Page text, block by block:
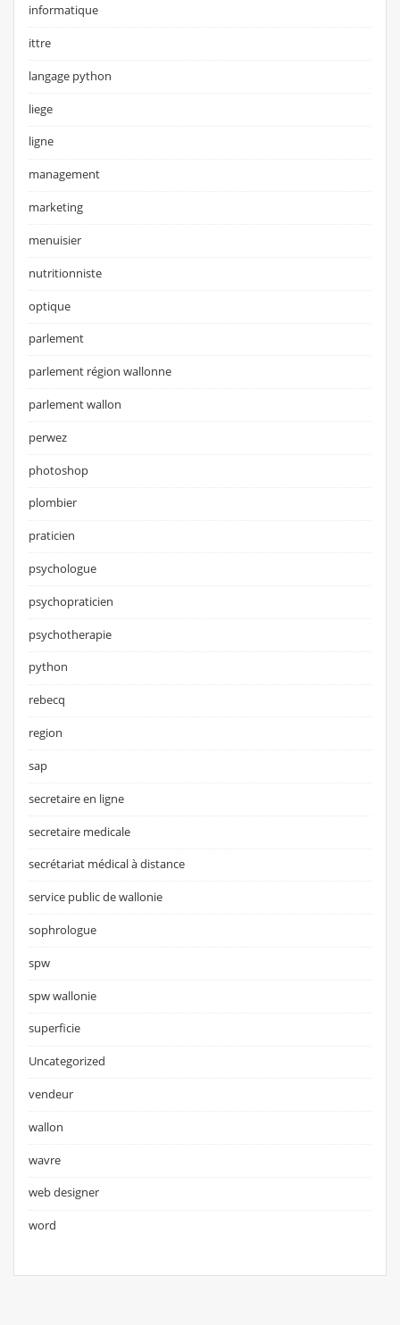
informatique
ittre
langage python
liege
ligne
management
marketing
menuisier
nutritionniste
optique
parlement
parlement région wallonne
parlement wallon
perwez
photoshop
plombier
praticien
psychologue
psychopraticien
psychotherapie
python
rebecq
region
sap
secretaire en ligne
secretaire medicale
secrétariat médical à distance
service public de wallonie
sophrologue
spw
spw wallonie
superficie
Uncategorized
vendeur
wallon
wavre
web designer
word